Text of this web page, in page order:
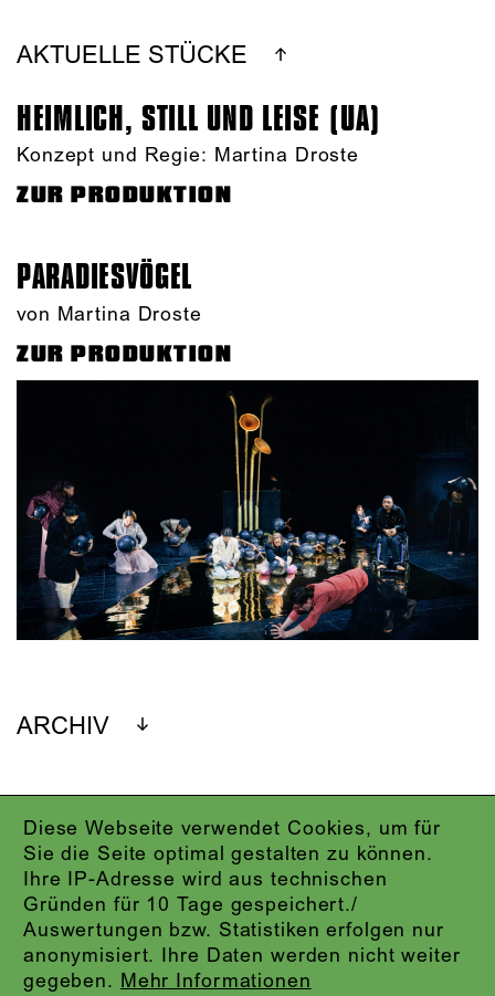
Diese Webseite verwendet Cookies, um für
Sie die Seite optimal gestalten zu können.
Ihre IP-Adresse wird aus technischen
Gründen für 10 Tage gespeichert./
Auswertungen bzw. Statistiken erfolgen nur
anonymisiert. Ihre Daten werden nicht weiter
gegeben. Mehr Informationen
AKTUELLE STÜCKE
HEIMLICH, STILL UND LEISE (UA)
Konzept und Regie: Martina Droste
ZUR PRODUKTION
PARADIES­VÖGEL
von Martina Droste
ZUR PRODUKTION
ARCHIV
IMPRESSUM
DATENSCHUTZ
AGB
KONTAKT
ABO-LOGIN
PRESSE